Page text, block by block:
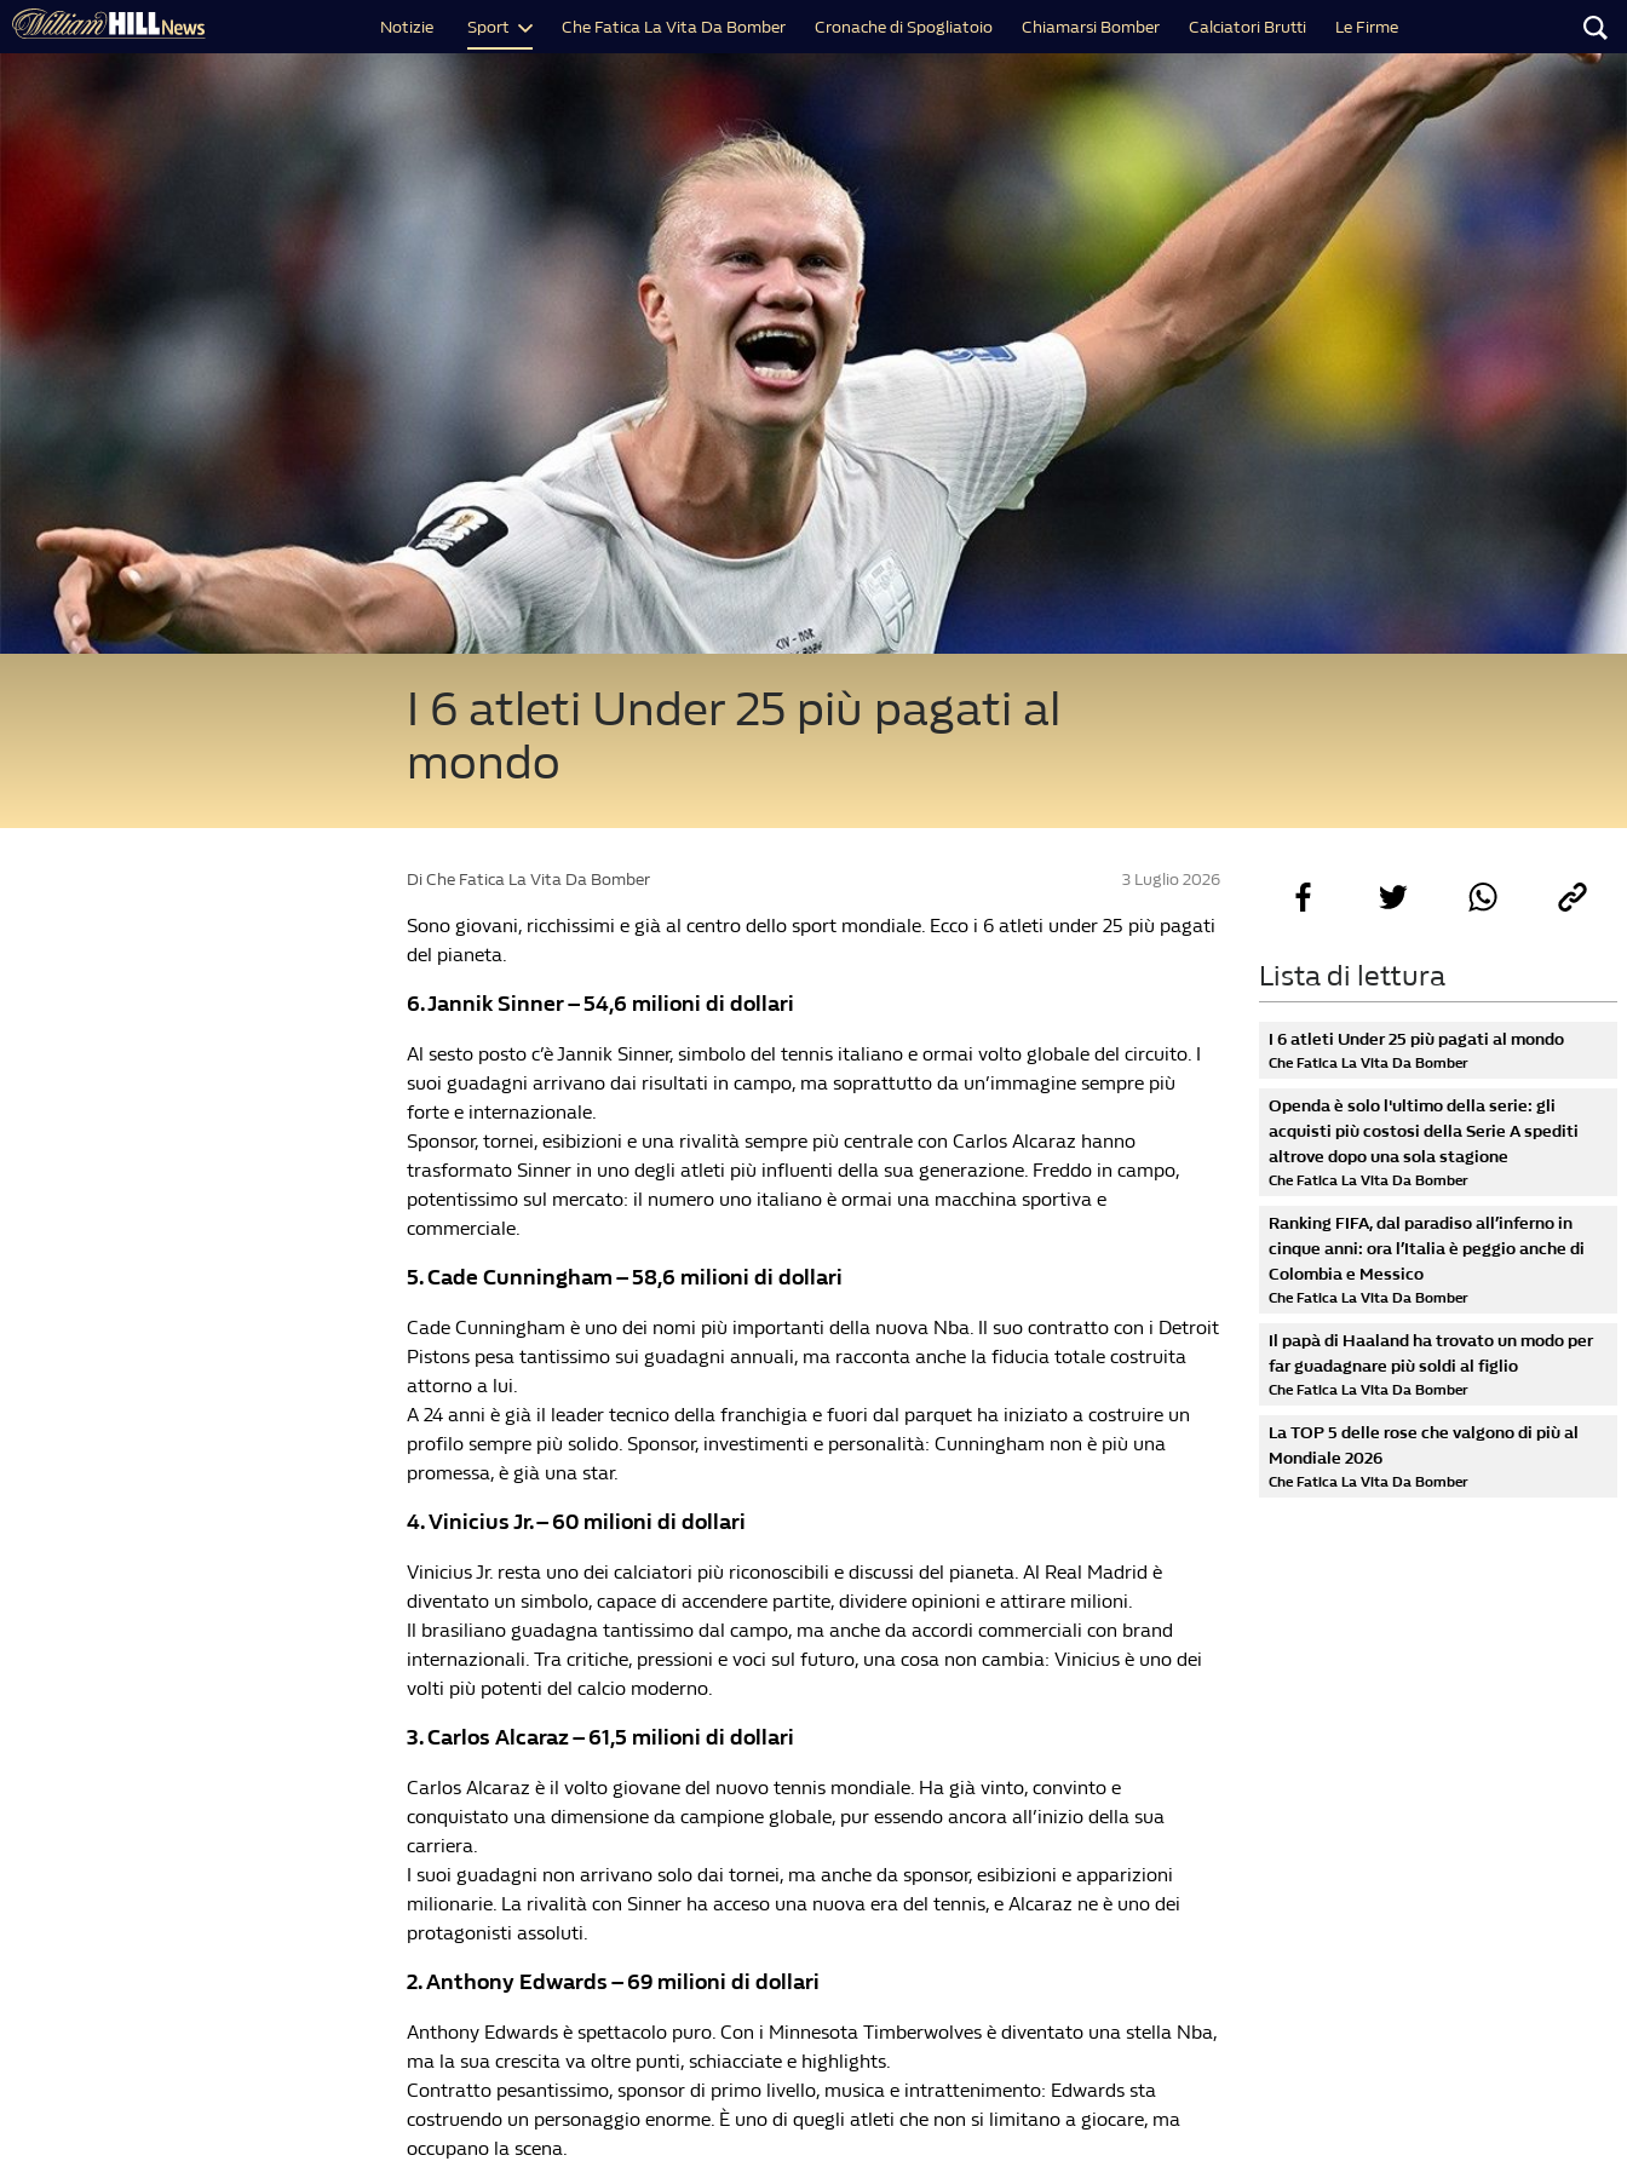
Notizie Sport Che Fatica La Vita Da Bomber Cronache di Spogliatoio Chiamarsi Bomber Calciatori Brutti Le Firme
I 6 atleti Under 25 più pagati al
mondo
Di Che Fatica La Vita Da Bomber 3 Luglio 2026
Sono giovani, ricchissimi e già al centro dello sport mondiale. Ecco i 6 atleti under 25 più pagati
del pianeta.
6. Jannik Sinner – 54,6 milioni di dollari
Al sesto posto c’è Jannik Sinner, simbolo del tennis italiano e ormai volto globale del circuito. I
suoi guadagni arrivano dai risultati in campo, ma soprattutto da un’immagine sempre più
forte e internazionale.
Sponsor, tornei, esibizioni e una rivalità sempre più centrale con Carlos Alcaraz hanno
trasformato Sinner in uno degli atleti più influenti della sua generazione. Freddo in campo,
potentissimo sul mercato: il numero uno italiano è ormai una macchina sportiva e
commerciale.
5. Cade Cunningham – 58,6 milioni di dollari
Cade Cunningham è uno dei nomi più importanti della nuova Nba. Il suo contratto con i Detroit
Pistons pesa tantissimo sui guadagni annuali, ma racconta anche la fiducia totale costruita
attorno a lui.
A 24 anni è già il leader tecnico della franchigia e fuori dal parquet ha iniziato a costruire un
profilo sempre più solido. Sponsor, investimenti e personalità: Cunningham non è più una
promessa, è già una star.
4. Vinicius Jr. – 60 milioni di dollari
Vinicius Jr. resta uno dei calciatori più riconoscibili e discussi del pianeta. Al Real Madrid è
diventato un simbolo, capace di accendere partite, dividere opinioni e attirare milioni.
Il brasiliano guadagna tantissimo dal campo, ma anche da accordi commerciali con brand
internazionali. Tra critiche, pressioni e voci sul futuro, una cosa non cambia: Vinicius è uno dei
volti più potenti del calcio moderno.
3. Carlos Alcaraz – 61,5 milioni di dollari
Carlos Alcaraz è il volto giovane del nuovo tennis mondiale. Ha già vinto, convinto e
conquistato una dimensione da campione globale, pur essendo ancora all’inizio della sua
carriera.
I suoi guadagni non arrivano solo dai tornei, ma anche da sponsor, esibizioni e apparizioni
milionarie. La rivalità con Sinner ha acceso una nuova era del tennis, e Alcaraz ne è uno dei
protagonisti assoluti.
2. Anthony Edwards – 69 milioni di dollari
Anthony Edwards è spettacolo puro. Con i Minnesota Timberwolves è diventato una stella Nba,
ma la sua crescita va oltre punti, schiacciate e highlights.
Contratto pesantissimo, sponsor di primo livello, musica e intrattenimento: Edwards sta
costruendo un personaggio enorme. È uno di quegli atleti che non si limitano a giocare, ma
occupano la scena.
Lista di lettura
I 6 atleti Under 25 più pagati al mondo
Che Fatica La Vita Da Bomber
Openda è solo l'ultimo della serie: gli
acquisti più costosi della Serie A spediti
altrove dopo una sola stagione
Che Fatica La Vita Da Bomber
Ranking FIFA, dal paradiso all’inferno in
cinque anni: ora l’Italia è peggio anche di
Colombia e Messico
Che Fatica La Vita Da Bomber
Il papà di Haaland ha trovato un modo per
far guadagnare più soldi al figlio
Che Fatica La Vita Da Bomber
La TOP 5 delle rose che valgono di più al
Mondiale 2026
Che Fatica La Vita Da Bomber